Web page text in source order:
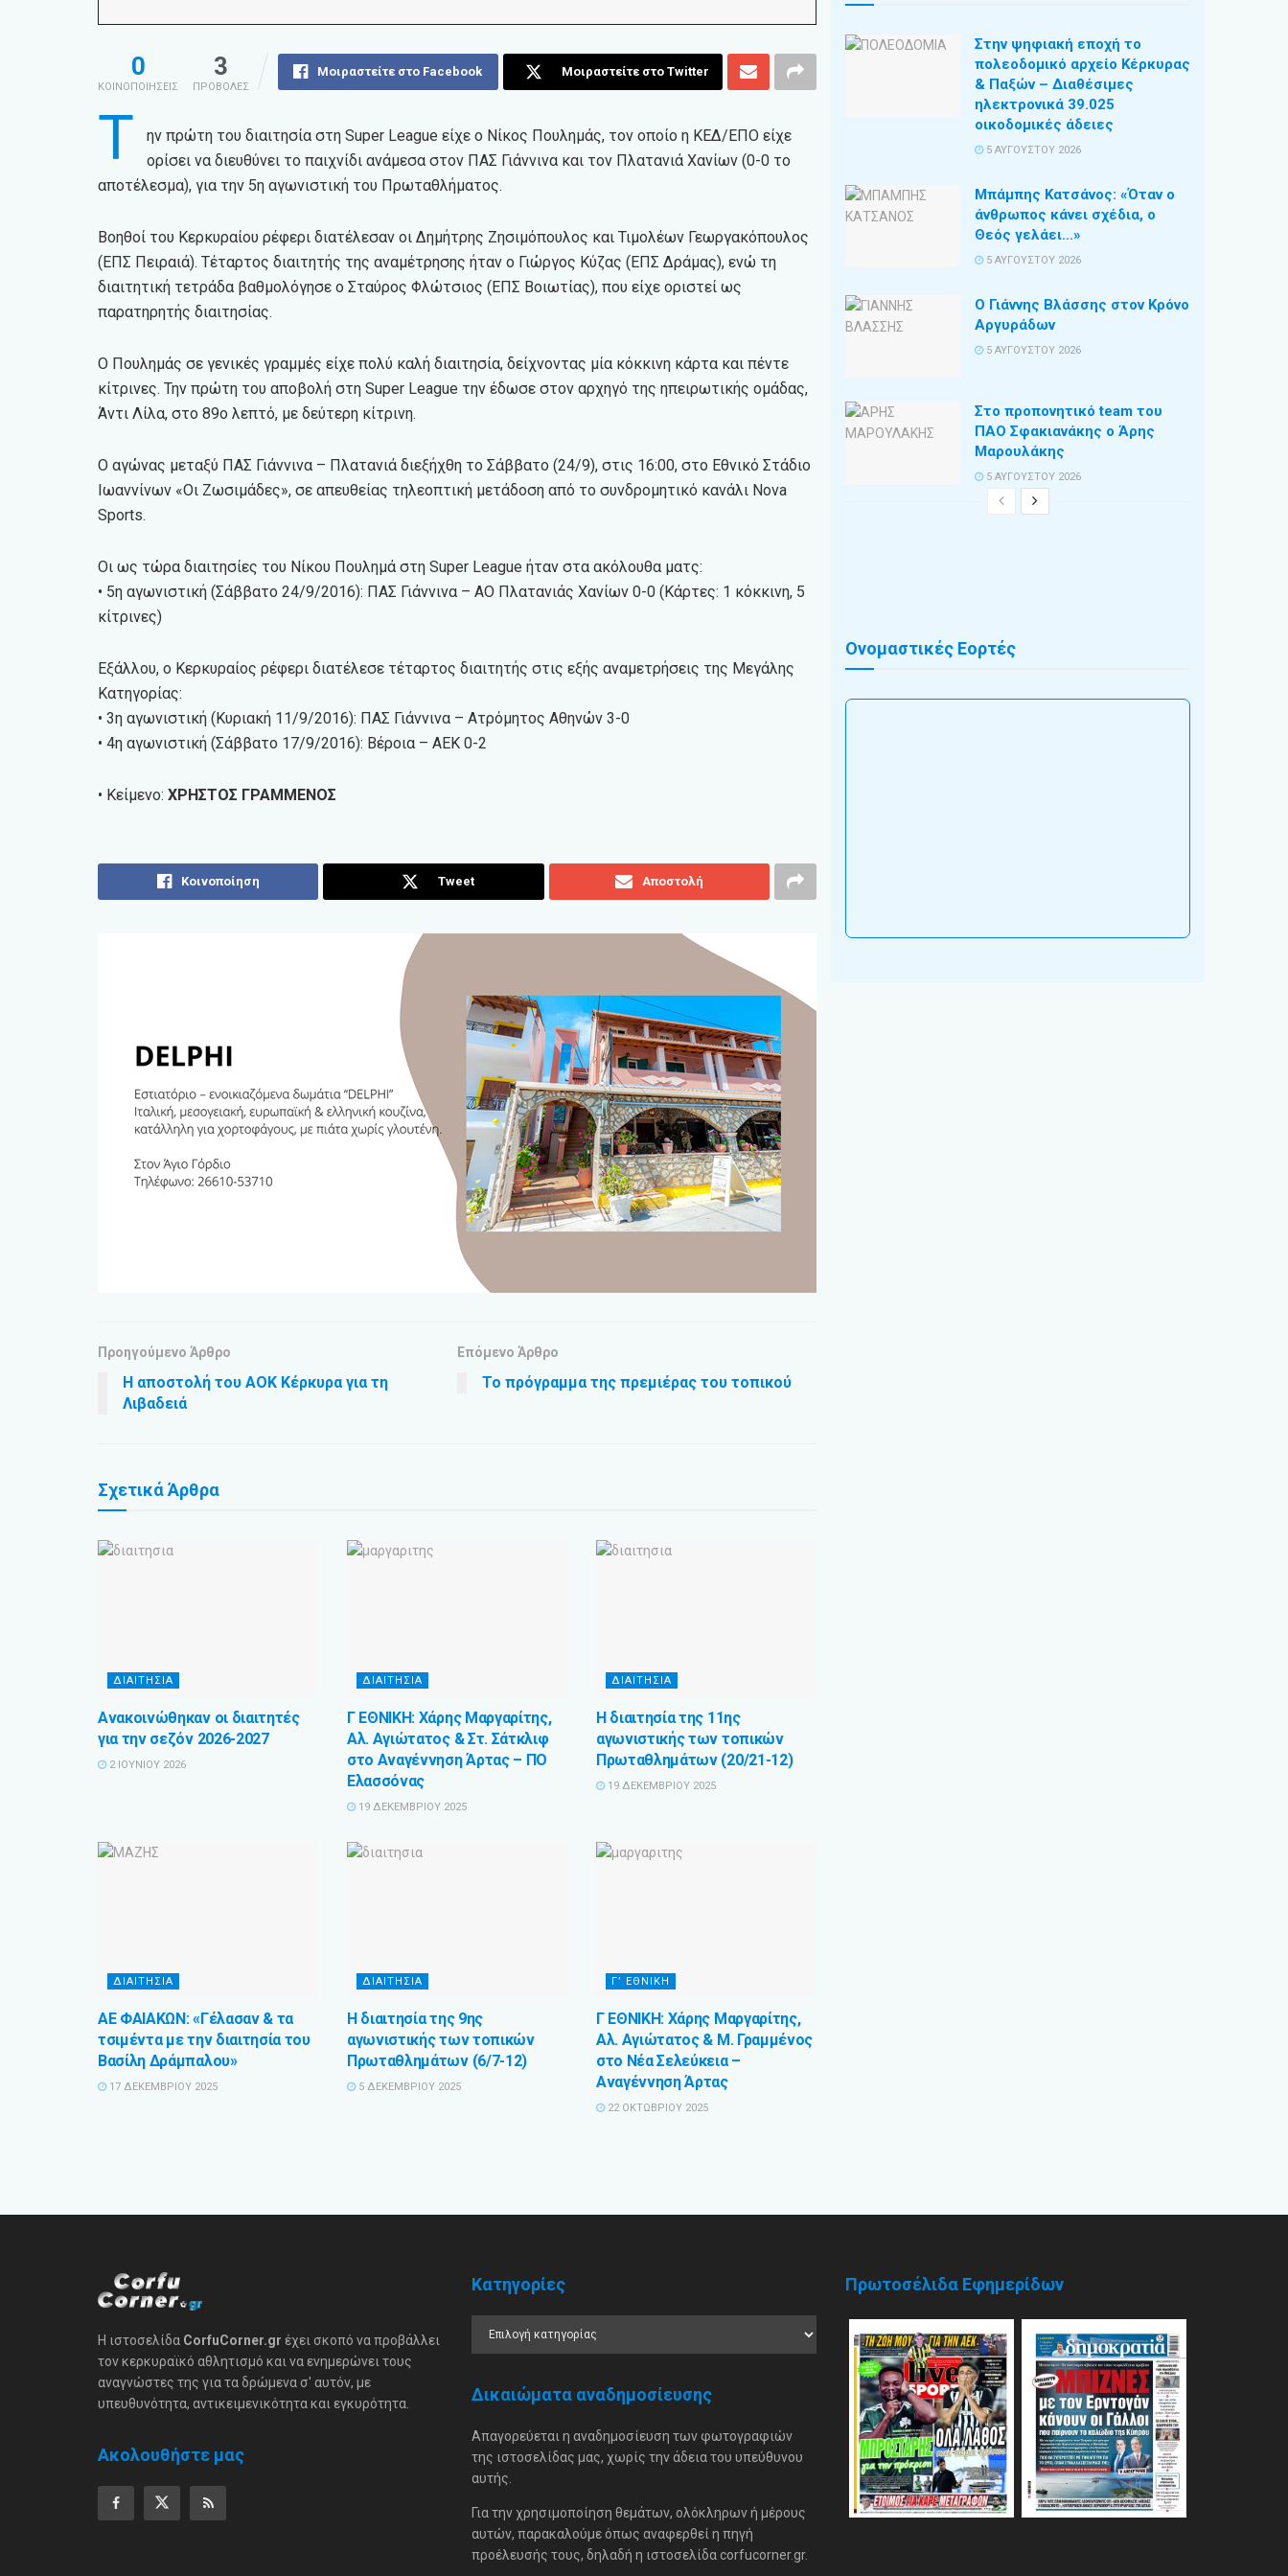
0
ΚΟΙΝΟΠΟΙΗΣΕΙΣ
3
ΠΡΟΒΟΛΕΣ
Μοιραστείτε στο Facebook Μοιραστείτε στο Twitter
Τ
ην πρώτη του διαιτησία στη Super League είχε ο Νίκος Πουλημάς, τον οποίο η ΚΕΔ/ΕΠΟ είχε
ορίσει να διευθύνει το παιχνίδι ανάμεσα στον ΠΑΣ Γιάννινα και τον Πλατανιά Χανίων (0-0 το
αποτέλεσμα), για την 5η αγωνιστική του Πρωταθλήματος.
Βοηθοί του Κερκυραίου ρέφερι διατέλεσαν οι Δημήτρης Ζησιμόπουλος και Τιμολέων Γεωργακόπουλος
(ΕΠΣ Πειραιά). Τέταρτος διαιτητής της αναμέτρησης ήταν ο Γιώργος Κύζας (ΕΠΣ Δράμας), ενώ τη
διαιτητική τετράδα βαθμολόγησε ο Σταύρος Φλώτσιος (ΕΠΣ Βοιωτίας), που είχε οριστεί ως
παρατηρητής διαιτησίας.
Ο Πουλημάς σε γενικές γραμμές είχε πολύ καλή διαιτησία, δείχνοντας μία κόκκινη κάρτα και πέντε
κίτρινες. Την πρώτη του αποβολή στη Super League την έδωσε στον αρχηγό της ηπειρωτικής ομάδας,
Άντι Λίλα, στο 89ο λεπτό, με δεύτερη κίτρινη.
Ο αγώνας μεταξύ ΠΑΣ Γιάννινα – Πλατανιά διεξήχθη το Σάββατο (24/9), στις 16:00, στο Εθνικό Στάδιο
Ιωαννίνων «Οι Ζωσιμάδες», σε απευθείας τηλεοπτική μετάδοση από το συνδρομητικό κανάλι Nova
Sports.
Οι ως τώρα διαιτησίες του Νίκου Πουλημά στη Super League ήταν στα ακόλουθα ματς:
• 5η αγωνιστική (Σάββατο 24/9/2016): ΠΑΣ Γιάννινα – ΑΟ Πλατανιάς Χανίων 0-0 (Κάρτες: 1 κόκκινη, 5
κίτρινες)
Εξάλλου, ο Κερκυραίος ρέφερι διατέλεσε τέταρτος διαιτητής στις εξής αναμετρήσεις της Μεγάλης
Κατηγορίας:
• 3η αγωνιστική (Κυριακή 11/9/2016): ΠΑΣ Γιάννινα – Ατρόμητος Αθηνών 3-0
• 4η αγωνιστική (Σάββατο 17/9/2016): Βέροια – ΑΕΚ 0-2
• Κείμενο: ΧΡΗΣΤΟΣ ΓΡΑΜΜΕΝΟΣ
Κοινοποίηση Tweet Αποστολή
Προηγούμενο Άρθρο
Η αποστολή του ΑΟΚ Κέρκυρα για τη
Λιβαδειά
Επόμενο Άρθρο
Το πρόγραμμα της πρεμιέρας του τοπικού
ΣχετικάΆρθρα
ΔΙΑΙΤΗΣΙΑ
Ανακοινώθηκαν οι διαιτητές
για την σεζόν 2026-2027
2 ΙΟΥΝΊΟΥ 2026
ΔΙΑΙΤΗΣΙΑ
Γ ΕΘΝΙΚΗ: Χάρης Μαργαρίτης,
Αλ. Αγιώτατος & Στ. Σάτκλιφ
στο Αναγέννηση Άρτας – ΠΟ
Ελασσόνας
19 ΔΕΚΕΜΒΡΊΟΥ 2025
ΔΙΑΙΤΗΣΙΑ
Η διαιτησία της 11ης
αγωνιστικής των τοπικών
Πρωταθλημάτων (20/21-12)
19 ΔΕΚΕΜΒΡΊΟΥ 2025
ΔΙΑΙΤΗΣΙΑ
ΑΕ ΦΑΙΑΚΩΝ: «Γέλασαν & τα
τσιμέντα με την διαιτησία του
Βασίλη Δράμπαλου»
17 ΔΕΚΕΜΒΡΊΟΥ 2025
ΔΙΑΙΤΗΣΙΑ
Η διαιτησία της 9ης
αγωνιστικής των τοπικών
Πρωταθλημάτων (6/7-12)
5 ΔΕΚΕΜΒΡΊΟΥ 2025
Γ’ ΕΘΝΙΚΗ
Γ ΕΘΝΙΚΗ: Χάρης Μαργαρίτης,
Αλ. Αγιώτατος & Μ. Γραμμένος
στο Νέα Σελεύκεια –
Αναγέννηση Άρτας
22 ΟΚΤΩΒΡΊΟΥ 2025
Στην ψηφιακή εποχή το
πολεοδομικό αρχείο Κέρκυρας
& Παξών – Διαθέσιμες
ηλεκτρονικά 39.025
οικοδομικές άδειες
5 ΑΥΓΟΎΣΤΟΥ 2026
Μπάμπης Κατσάνος: «Όταν ο
άνθρωπος κάνει σχέδια, ο
Θεός γελάει…»
5 ΑΥΓΟΎΣΤΟΥ 2026
Ο Γιάννης Βλάσσης στον Κρόνο
Αργυράδων
5 ΑΥΓΟΎΣΤΟΥ 2026
Στο προπονητικό team του
ΠΑΟ Σφακιανάκης ο Άρης
Μαρουλάκης
5 ΑΥΓΟΎΣΤΟΥ 2026
Ονομαστικές Εορτές
Η ιστοσελίδα CorfuCorner.gr έχει σκοπό να προβάλλει
τον κερκυραϊκό αθλητισμό και να ενημερώνει τους
αναγνώστες της για τα δρώμενα σ' αυτόν, με
υπευθυνότητα, αντικειμενικότητα και εγκυρότητα.
Ακολουθήστε μας
Κατηγορίες
Δικαιώματα αναδημοσίευσης
Απαγορεύεται η αναδημοσίευση των φωτογραφιών
της ιστοσελίδας μας, χωρίς την άδεια του υπεύθυνου
αυτής.
Για την χρησιμοποίηση θεμάτων, ολόκληρων ή μέρους
αυτών, παρακαλούμε όπως αναφερθεί η πηγή
προέλευσής τους, δηλαδή η ιστοσελίδα corfucorner.gr.
Πρωτοσέλιδα Εφημερίδων